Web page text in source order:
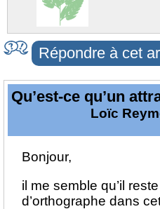
Répondre à cet
Qu’est-ce qu’un
Loïc
Bonjour,
il me semble qu’il
d’orthographe dans